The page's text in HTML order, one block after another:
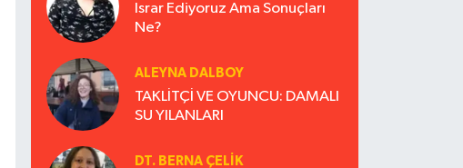
Israr Ediyoruz Ama Sonuçları
Ne?
ALEYNA DALBOY
TAKLİTÇİ VE OYUNCU: DAMALI
SU YILANLARI
DT. BERNA ÇELIK